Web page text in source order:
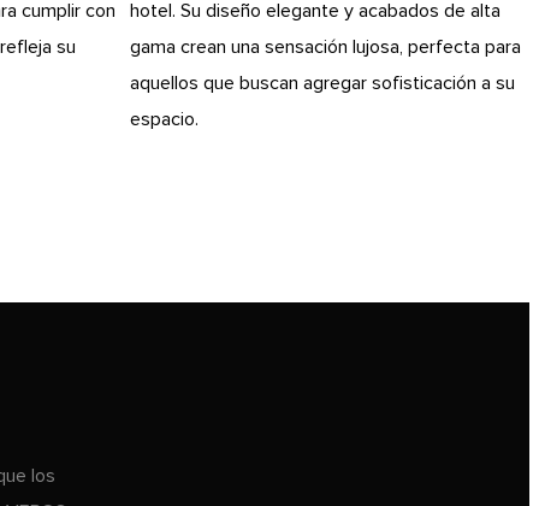
cumplir con
su
hotel. Su diseño elegante y acabados de alta
gama crean una sensación lujosa, perfecta para
aquellos que buscan agregar sofisticación a su
espacio.
los